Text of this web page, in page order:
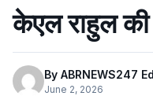
केएल राहुल की
By ABRNEWS247
June 2, 2026